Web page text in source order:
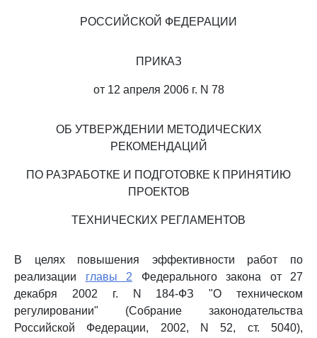
РОССИЙСКОЙ ФЕДЕРАЦИИ
ПРИКАЗ
от 12 апреля 2006 г. N 78
ОБ УТВЕРЖДЕНИИ МЕТОДИЧЕСКИХ
РЕКОМЕНДАЦИЙ
ПО РАЗРАБОТКЕ И ПОДГОТОВКЕ К ПРИНЯТИЮ
ПРОЕКТОВ
ТЕХНИЧЕСКИХ РЕГЛАМЕНТОВ
В целях повышения эффективности работ по
реализации главы 2 Федерального закона от 27
декабря 2002 г. N 184-ФЗ "О техническом
регулировании" (Собрание законодательства
Российской Федерации, 2002, N 52, ст. 5040),